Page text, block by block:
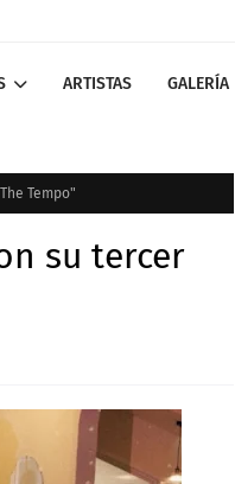
ARTISTAS GALERÍA
Tempo"
su tercer